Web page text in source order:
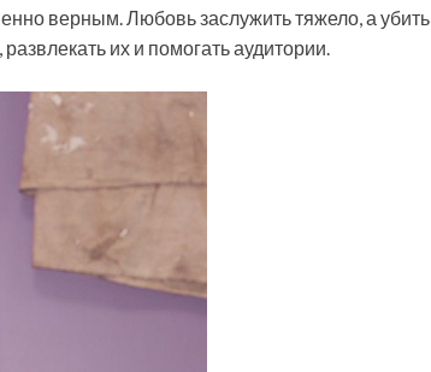
верным. Любовь заслужить тяжело, а убить
их и помогать аудитории.